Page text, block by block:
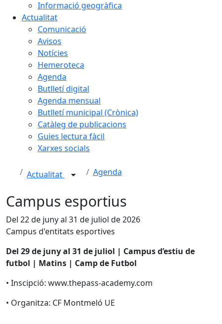
Informació geogràfica
Actualitat
Comunicació
Avisos
Notícies
Hemeroteca
Agenda
Butlletí digital
Agenda mensual
Butlletí municipal (Crònica)
Catàleg de publicacions
Guies lectura fàcil
Xarxes socials
Actualitat Agenda
Campus esportius
Del 22 de juny al 31 de juliol de 2026
Campus d'entitats esportives
Del 29 de juny al 31 de juliol | Campus d’estiu de
futbol | Matins | Camp de Futbol
• Inscipció: www.thepass-academy.com
• Organitza: CF Montmeló UE